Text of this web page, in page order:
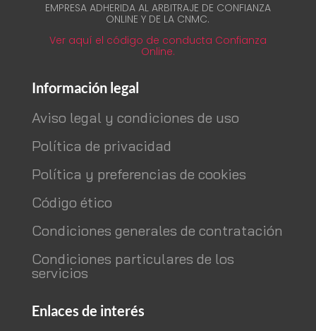
EMPRESA ADHERIDA AL ARBITRAJE DE CONFIANZA
ONLINE Y DE LA CNMC.
Ver aquí el código de conducta Confianza
Online.
Información legal
Aviso legal y condiciones de uso
Política de privacidad
Política y preferencias de cookies
Código ético
Condiciones generales de contratación
Condiciones particulares de los
servicios
Enlaces de interés